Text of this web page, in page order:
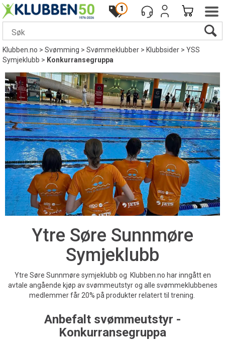
1
Klubben.no>Svømming>Svømmeklubber>Klubbsider>YSS
Symjeklubb> Konkurransegruppa
Ytre Søre Sunnmøre
Symjeklubb
Ytre Søre Sunnmøre symjeklubb og Klubben.no har inngått en
avtale angående kjøp av svømmeutstyr og alle svømmeklubbenes
medlemmer får 20% på produkter relatert til trening.
Anbefalt svømmeutstyr -
Konkurransegruppa